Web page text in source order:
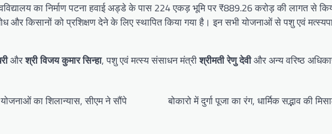
का निर्माण पटना हवाई अड्डे के पास 224 एकड़ भूमि पर ₹889.26 करोड़ की लागत से
और किसानों को प्रशिक्षण देने के लिए स्थापित किया गया है। इन सभी योजनाओं से पशु एवं
औरश्री विजय कुमार सिन्हा, पशु एवं मत्स्य संसाधन मंत्रीश्रीमती रेणु देवीऔर अन्य वरिष्ठ
का शिलान्यास, सीएम ने सौंपे
बोकारो में दुर्गा पूजा का रंग, धार्मिक सद्भाव की